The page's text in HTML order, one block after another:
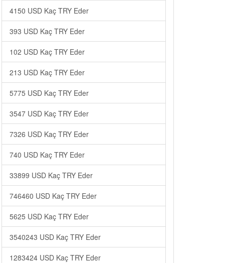
4150 USD Kaç TRY Eder
393 USD Kaç TRY Eder
102 USD Kaç TRY Eder
213 USD Kaç TRY Eder
5775 USD Kaç TRY Eder
3547 USD Kaç TRY Eder
7326 USD Kaç TRY Eder
740 USD Kaç TRY Eder
33899 USD Kaç TRY Eder
746460 USD Kaç TRY Eder
5625 USD Kaç TRY Eder
3540243 USD Kaç TRY Eder
1283424 USD Kaç TRY Eder